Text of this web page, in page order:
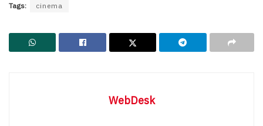
Tags: cinema
WebDesk